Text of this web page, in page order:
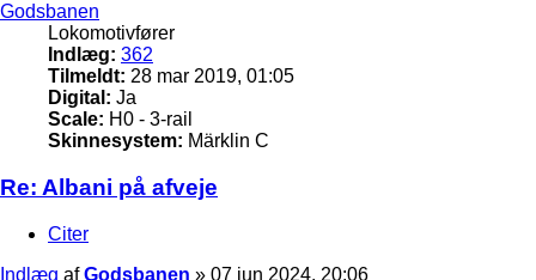
Godsbanen
Lokomotivfører
Indlæg: 362
Tilmeldt: 28 mar 2019, 01:05
Digital: Ja
Scale: H0 - 3-rail
Skinnesystem: Märklin C
Re: Albani på afveje
Citer
Indlæg afGodsbanen » 07 jun 2024, 20:06